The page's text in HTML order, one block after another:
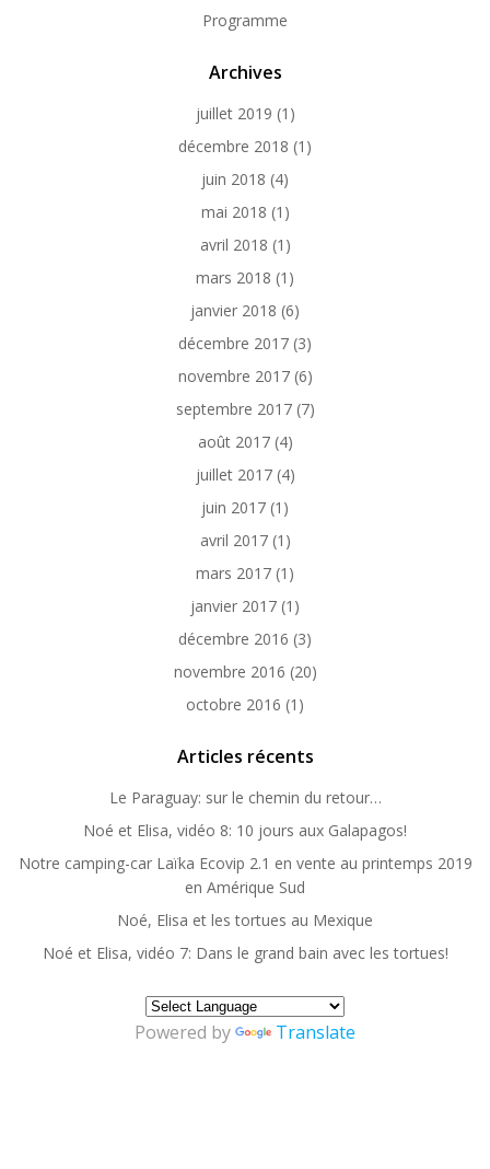
Programme
Archives
juillet 2019 (1)
décembre 2018 (1)
juin 2018 (4)
mai 2018 (1)
avril 2018 (1)
mars 2018 (1)
janvier 2018 (6)
décembre 2017 (3)
novembre 2017(6)
septembre 2017(7)
août 2017(4)
juillet 2017(4)
juin 2017 (1)
avril 2017(1)
mars 2017 (1)
janvier 2017 (1)
décembre 2016 (3)
novembre 2016 (20)
octobre 2016 (1)
Articles récents
Le Paraguay: sur le chemin du retour…
Noé et Elisa, vidéo 8: 10 jours aux Galapagos!
Notre camping-car Laïka Ecovip 2.1 en vente au printemps 2019
en Amérique Sud
Noé, Elisa et les tortues au Mexique
Noé et Elisa, vidéo 7: Dans le grand bain avec les tortues!
Powered by Translate